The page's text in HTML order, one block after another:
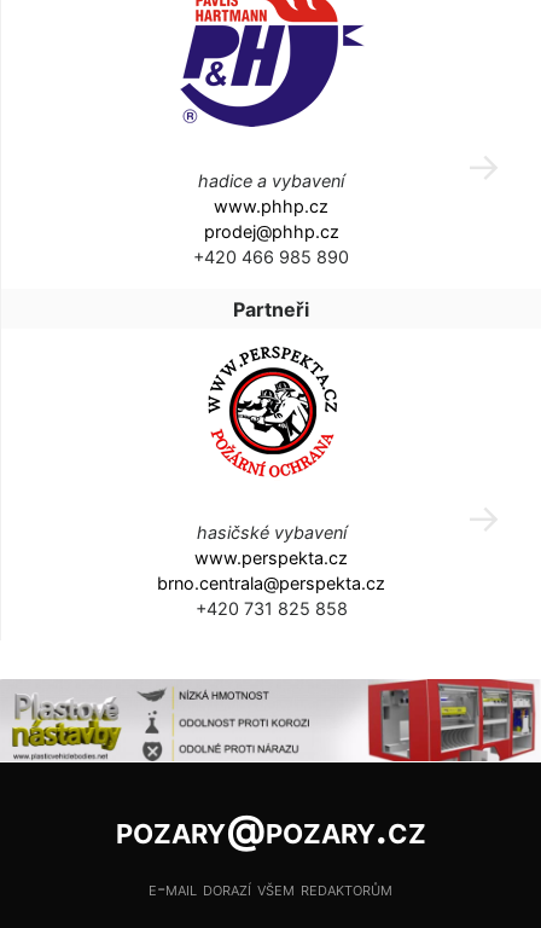
hadice a vybavení
www.phhp.cz
prodej@phhp.cz
+420 466 985 890
Partneři
hasičské vybavení
www.perspekta.cz
brno.centrala@perspekta.cz
+420 731 825 858
pozary@pozary.cz
e-mail dorazí všem redaktorům